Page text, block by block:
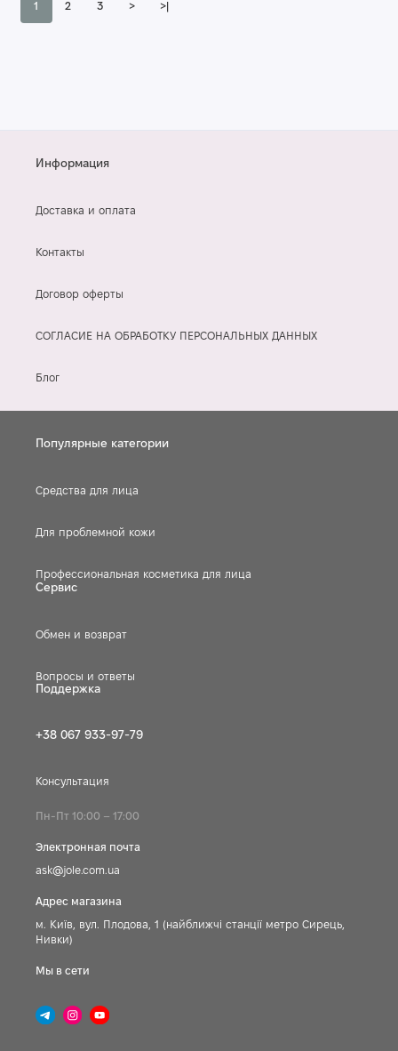
1 2 3 > >|
Информация
Доставка и оплата
Контакты
Договор оферты
СОГЛАСИЕ НА ОБРАБОТКУ ПЕРСОНАЛЬНЫХ ДАННЫХ
Блог
Популярные категории
Средства для лица
Для проблемной кожи
Профессиональная косметика для лица
Сервис
Обмен и возврат
Вопросы и ответы
Поддержка
+38 067 933-97-79
Консультация
Пн-Пт 10:00 – 17:00
Электронная почта
ask@jole.com.ua
Адрес магазина
м. Київ, вул. Плодова, 1 (найближчі станції метро Сирець,
Нивки)
Мы в сети